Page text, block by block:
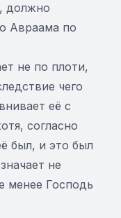
должно
Авраама по
не по плоти,
чего
её с
согласно
был, и это был
не
менее Господь